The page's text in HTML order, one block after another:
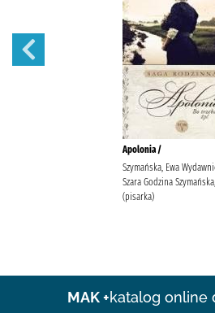
Apolonia /
Szymańska, Ewa
Szara Godzina
(pisarka)
MAK +katalog online